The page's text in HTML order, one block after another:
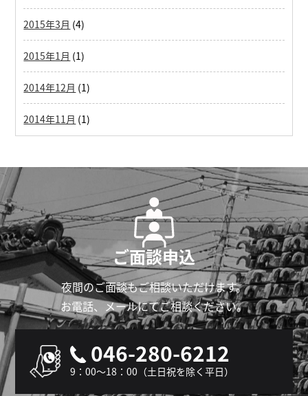
2015年3月 (4)
2015年1月 (1)
2014年12月 (1)
2014年11月 (1)
ご面談申込
夜間のご面談もご相談いただけます。
お電話、メールにてご相談ください。
046-280-6212
9：00～18：00（土日祝を除く平日）